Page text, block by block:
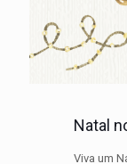
Natal
Viva um